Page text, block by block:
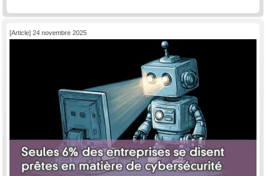
[Article] 24 novembre 2025